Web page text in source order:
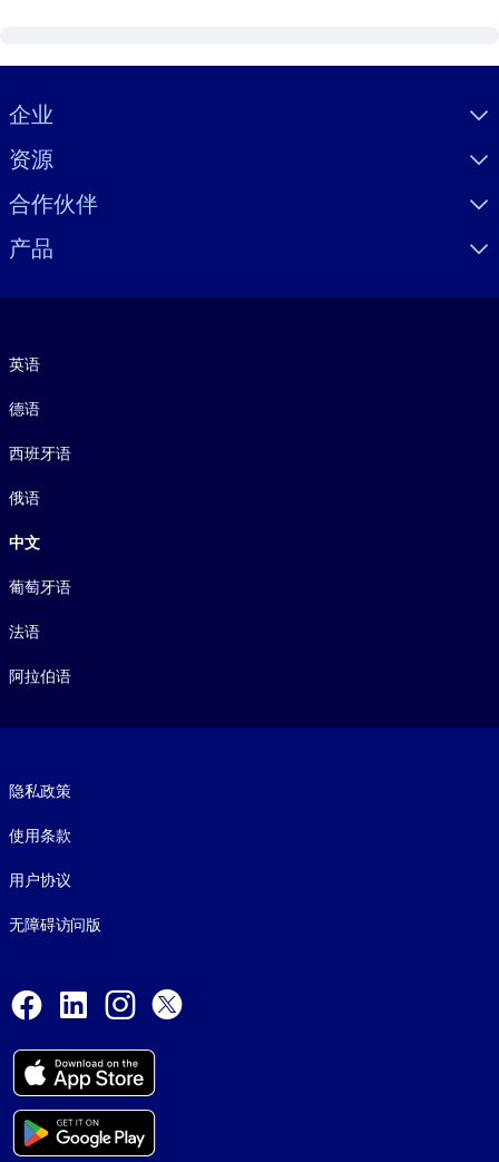
Visually hidden Text
企业
资源
合作伙伴
产品
英语
德语
西班牙语
俄语
中文
葡萄牙语
法语
阿拉伯语
隐私政策
使用条款
用户协议
无障碍访问版
Facebook
LinkedInInstagram